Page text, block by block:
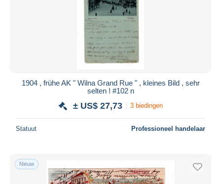
1904 , frühe AK " Wilna Grand Rue " , kleines Bild , sehr
selten ! #102 n
± US$ 27,73 3 biedingen
Statuut Professioneel handelaar
Nieuw